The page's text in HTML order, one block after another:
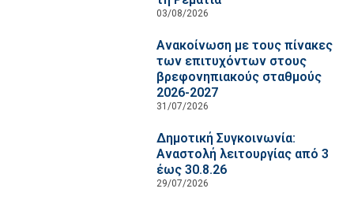
03/08/2026
Ανακοίνωση με τους πίνακες
των επιτυχόντων στους
βρεφονηπιακούς σταθμούς
2026-2027
31/07/2026
Δημοτική Συγκοινωνία:
Αναστολή λειτουργίας από 3
έως 30.8.26
29/07/2026